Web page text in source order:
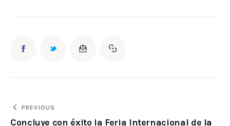
PREVIOUS
Concluye con éxito la Feria Internacional de la